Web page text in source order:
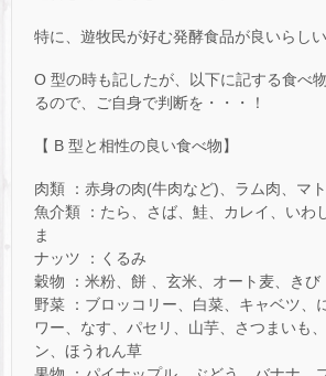
特に、遊牧民が好む発酵食品が良いらしい
O 型の時も記したが、以下に記する食べ
るので、ご自身で判断を・・・！
【 B 型と相性の良い食べ物】
肉類 ：赤身の肉(牛肉など)、ラム肉、マ
魚介類 ：たら、さば、鮭、カレイ、いわ
ま
ナッツ ：くるみ
穀物 ：米粉、餅 、玄米、オート麦、きび
野菜 ：ブロッコリー、白菜、キャベツ、
ワー、なす、パセリ、山芋、さつまいも
ン、ほうれん草